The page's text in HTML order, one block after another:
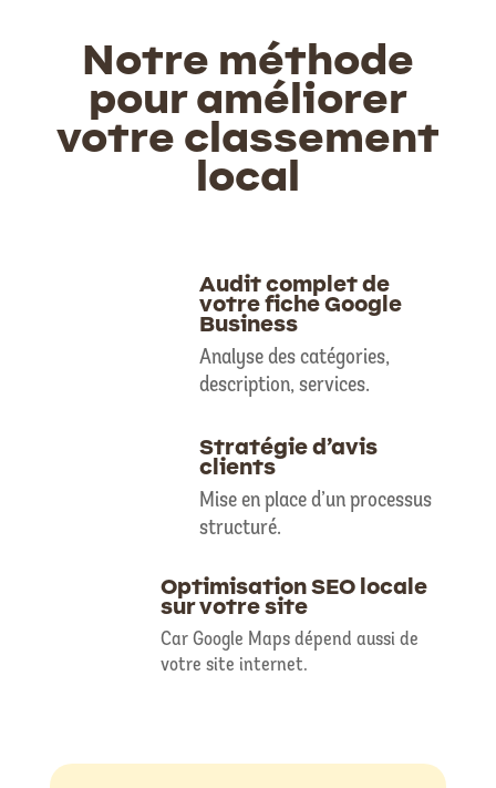
Notre méthode
pour améliorer
votre classement
local
Audit complet de
votre fiche Google
Business
Analyse des catégories,
description, services.
Stratégie d’avis
clients
Mise en place d’un processus
structuré.
Optimisation SEO locale
sur votre site
Car Google Maps dépend aussi de
votre site internet.